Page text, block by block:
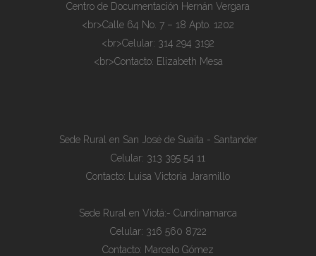
Centro de Documentación Hernán Vergara
<br>Calle 64 No. 7 – 18 Apto. 1202
<br>Celular: 314 294 3192
<br>Contacto: Elizabeth Mesa
Sede Rural en San José de Suaita - Santander
Celular: 313 395 54 11
Contacto: Luisa Victoria Jaramillo
Sede Rural en Viotá:- Cundinamarca
Celular: 316 560 8722
Contacto: Marcelo Gómez